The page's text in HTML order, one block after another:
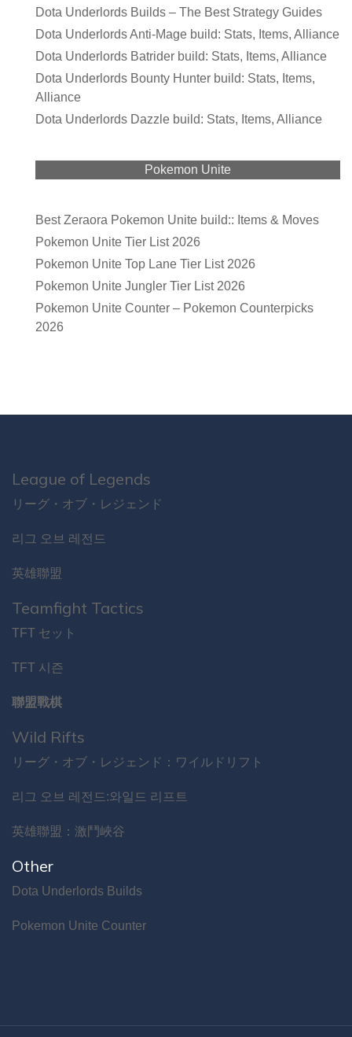
Dota Underlords Builds – The Best Strategy Guides
Dota Underlords Anti-Mage build: Stats, Items, Alliance
Dota Underlords Batrider build: Stats, Items, Alliance
Dota Underlords Bounty Hunter build: Stats, Items,
Alliance
Dota Underlords Dazzle build: Stats, Items, Alliance
Pokemon Unite
Best Zeraora Pokemon Unite build:: Items & Moves
Pokemon Unite Tier List 2026
Pokemon Unite Top Lane Tier List 2026
Pokemon Unite Jungler Tier List 2026
Pokemon Unite Counter – Pokemon Counterpicks
2026
League of Legends
リーグ・オブ・レジェンド
리그 오브 레전드
英雄聯盟
Teamfight Tactics
TFT セット
TFT 시즌
聯盟戰棋
Wild Rifts
リーグ・オブ・レジェンド：ワイルドリフト
리그 오브 레전드:와일드 리프트
英雄聯盟：激鬥峽谷
Other
Dota Underlords Builds
Pokemon Unite Counter